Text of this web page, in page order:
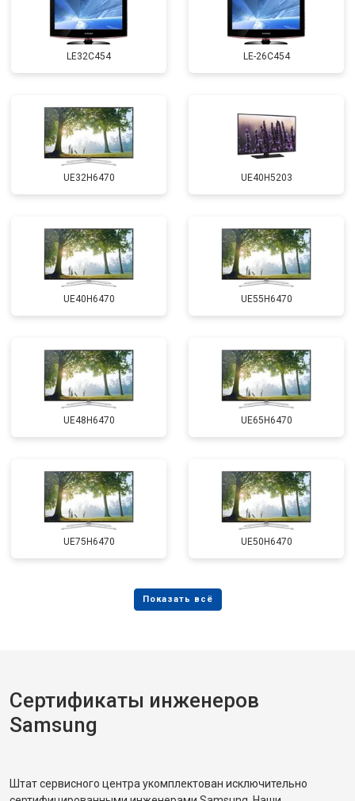
LE32C454 LE-26C454
UE32H6470 UE40H5203
UE40H6470 UE55H6470
UE48H6470 UE65H6470
UE75H6470 UE50H6470
Сертификаты инженеров
Samsung
Штат сервисного центра укомплектован исключительно